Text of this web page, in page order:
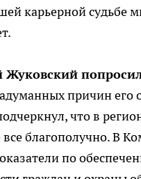
карьерной судьбе
Жуковский
причин его
что в
все благополучно. В
по